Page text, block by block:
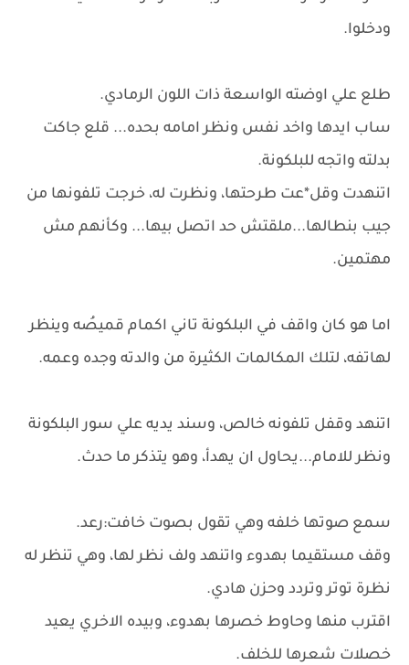
ودخلوا.
طلع علي اوضته الواسعة ذات اللون الرمادي.
ساب ايدها واخد نفس ونظر امامه بحده... قلع جاكت
بدلته واتجه للبلكونة.
اتنهدت وقل*عت طرحتها، ونظرت له، خرجت تلفونها من
جيب بنطالها...ملقتش حد اتصل بيها... وكأنهم مش
مهتمين.
اما هو كان واقف في البلكونة تاني اكمام قميصُه وينظر
لهاتفه، لتلك المكالمات الكثيرة من والدته وجده وعمه.
اتنهد وقفل تلفونه خالص، وسند يديه علي سور البلكونة
ونظر للامام...يحاول ان يهدأ، وهو يتذكر ما حدث.
سمع صوتها خلفه وهي تقول بصوت خافت:رعد.
وقف مستقيما بهدوء واتنهد ولف نظر لها، وهي تنظر له
نظرة توتر وتردد وحزن هادي.
اقترب منها وحاوط خصرها بهدوء، وبيده الاخري يعيد
خصلات شعرها للخلف.